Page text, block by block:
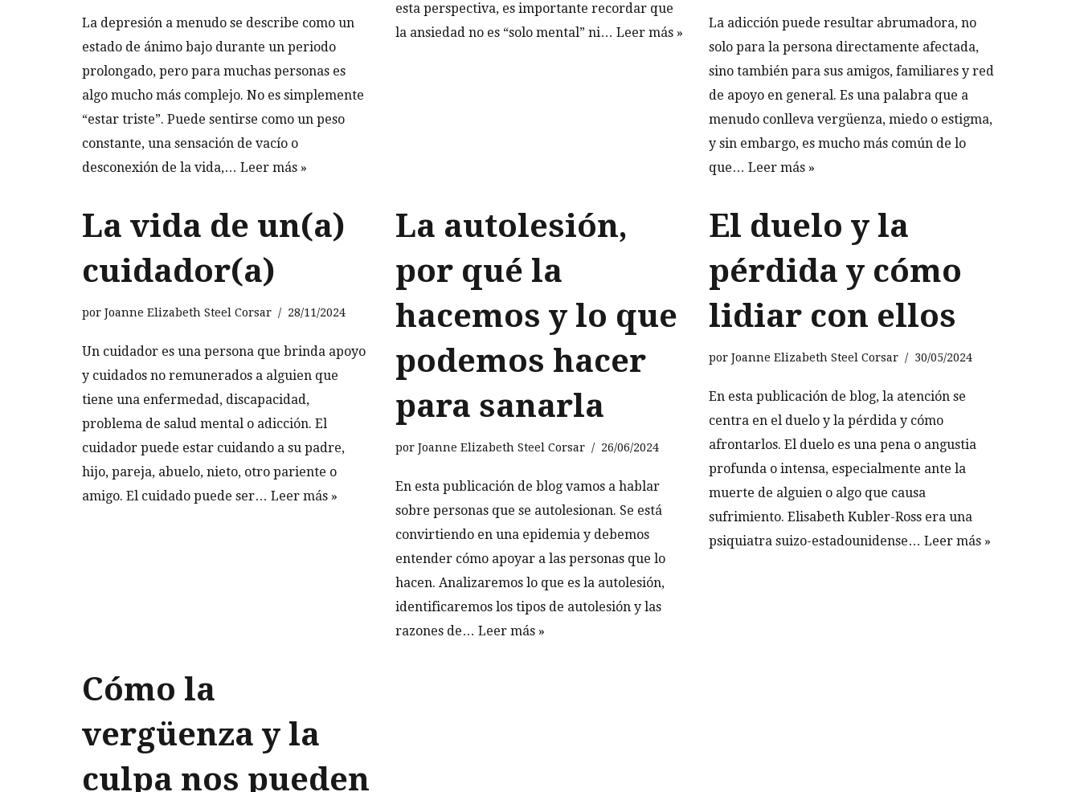
La depresión a menudo se describe como un
estado de ánimo bajo durante un periodo
prolongado, pero para muchas personas es
algo mucho más complejo. No es simplemente
“estar triste”. Puede sentirse como un peso
constante, una sensación de vacío o
desconexión de la vida,… Leer más »
esta perspectiva, es importante recordar que
la ansiedad no es “solo mental” ni… Leer más »
La adicción puede resultar abrumadora, no
solo para la persona directamente afectada,
sino también para sus amigos, familiares y red
de apoyo en general. Es una palabra que a
menudo conlleva vergüenza, miedo o estigma,
y sin embargo, es mucho más común de lo
que… Leer más »
La vida de un(a)
cuidador(a)
por Joanne Elizabeth Steel Corsar 28/11/2024
Un cuidador es una persona que brinda apoyo
y cuidados no remunerados a alguien que
tiene una enfermedad, discapacidad,
problema de salud mental o adicción. El
cuidador puede estar cuidando a su padre,
hijo, pareja, abuelo, nieto, otro pariente o
amigo. El cuidado puede ser… Leer más »
La autolesión,
por qué la
hacemos y lo que
podemos hacer
para sanarla
por Joanne Elizabeth Steel Corsar 26/06/2024
En esta publicación de blog vamos a hablar
sobre personas que se autolesionan. Se está
convirtiendo en una epidemia y debemos
entender cómo apoyar a las personas que lo
hacen. Analizaremos lo que es la autolesión,
identificaremos los tipos de autolesión y las
razones de… Leer más »
El duelo y la
pérdida y cómo
lidiar con ellos
por Joanne Elizabeth Steel Corsar 30/05/2024
En esta publicación de blog, la atención se
centra en el duelo y la pérdida y cómo
afrontarlos. El duelo es una pena o angustia
profunda o intensa, especialmente ante la
muerte de alguien o algo que causa
sufrimiento. Elisabeth Kubler-Ross era una
psiquiatra suizo-estadounidense… Leer más »
Cómo la
vergüenza y la
culpa nos pueden